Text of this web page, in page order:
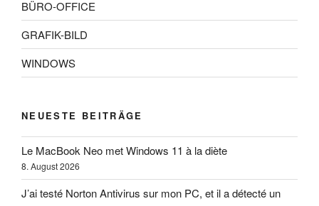
BÜRO-OFFICE
GRAFIK-BILD
WINDOWS
NEUESTE BEITRÄGE
Le MacBook Neo met Windows 11 à la diète
8. August 2026
J’ai testé Norton Antivirus sur mon PC, et il a détecté un